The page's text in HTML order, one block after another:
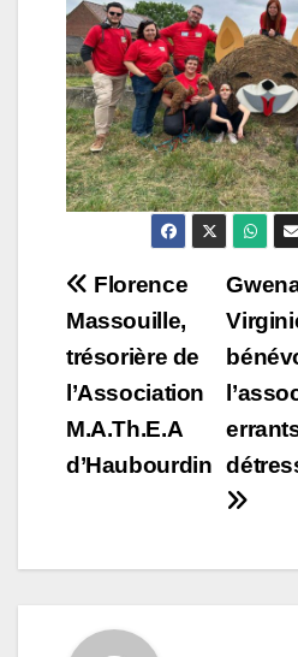
Navigation
de
l’article
Florence
Massouille,
trésorière de
l’Association
M.A.Th.E.A
d’Haubourdin